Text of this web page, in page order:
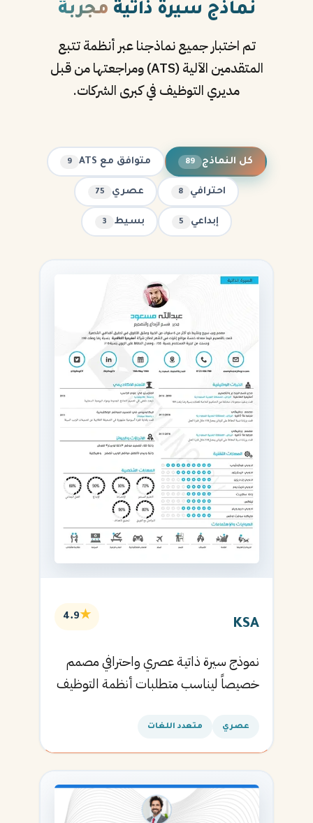
نماذج سيرة ذاتية مجربة
تم اختبار جميع نماذجنا عبر أنظمة تتبع
المتقدمين الآلية (ATS) ومراجعتها من قبل
مديري التوظيف في كبرى الشركات.
كل النماذج 89 متوافق مع ATS 9
احترافي 8 عصري 75
إبداعي 5 بسيط 3
KSA
★
4.9
نموذج سيرة ذاتية عصري واحترافي مصمم
خصيصاً ليناسب متطلبات أنظمة التوظيف
القادمة.
عصري متعدد اللغات